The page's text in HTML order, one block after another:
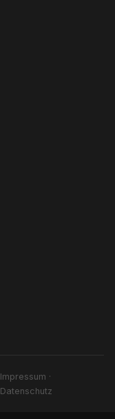
Impressum ·
Datenschutz